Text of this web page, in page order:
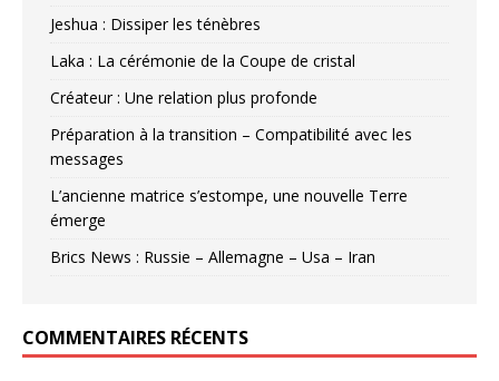
Jeshua : Dissiper les ténèbres
Laka : La cérémonie de la Coupe de cristal
Créateur : Une relation plus profonde
Préparation à la transition – Compatibilité avec les
messages
L’ancienne matrice s’estompe, une nouvelle Terre
émerge
Brics News : Russie – Allemagne – Usa – Iran
COMMENTAIRES RÉCENTS